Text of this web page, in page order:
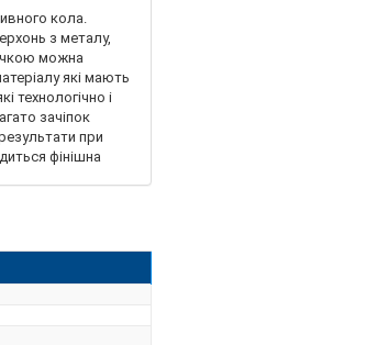
кола.
з металу,
можна
які мають
технологічно і
зачіпок
при
фінішна